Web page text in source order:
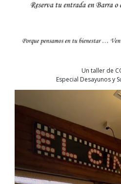
Un taller de
Especial Desayunos y